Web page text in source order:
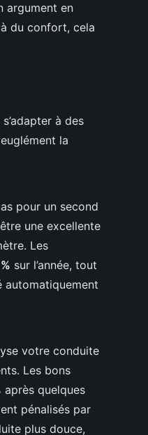
argument en
du confort, cela
à des
la
pour un second
une excellente
Les
sur l’année, tout
automatiquement
votre conduite
Les bons
après quelques
pénalisés par
plus douce,